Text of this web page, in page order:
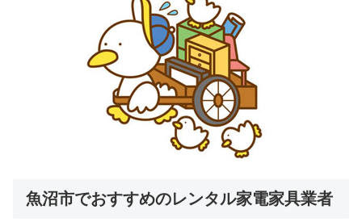
魚沼市でおすすめのレンタル家電家具業者